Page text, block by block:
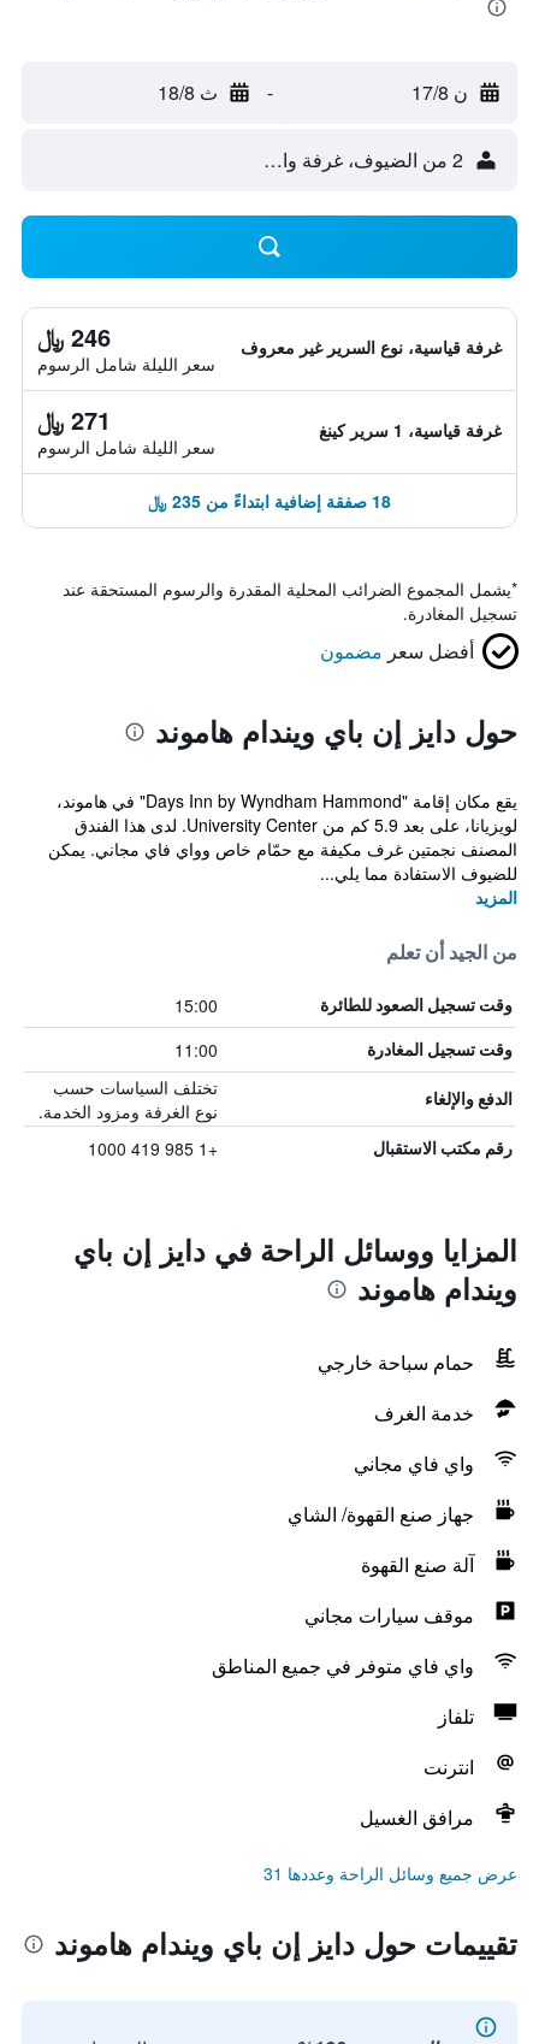
ن 17/8 - ث 18/8
2 من الضيوف، غرفة واحدة
غرفة قياسية، نوع السرير غير معروف 246 ﷼
سعر الليلة شامل الرسوم
غرفة قياسية، 1 سرير كينغ 271 ﷼
سعر الليلة شامل الرسوم
18 صفقة إضافية ابتداءً من 235 ﷼
*يشمل المجموع الضرائب المحلية المقدرة والرسوم المستحقة عند
تسجيل المغادرة.
أفضل سعر مضمون
حول دايز إن باي ويندام هاموند
يقع مكان إقامة "Days Inn by Wyndham Hammond" في هاموند،
لويزيانا، على بعد 5.9 كم من University Center. لدى هذا الفندق
المصنف نجمتين غرف مكيفة مع حمّام خاص وواي فاي مجاني. يمكن
للضيوف الاستفادة مما يلي...
المزيد
من الجيد أن تعلم
وقت تسجيل الصعود للطائرة 15:00
وقت تسجيل المغادرة 11:00
الدفع والإلغاء
تختلف السياسات حسب
نوع الغرفة ومزود الخدمة.
رقم مكتب الاستقبال +1 985 419 1000
المزايا ووسائل الراحة في دايز إن باي
ويندام هاموند
حمام سباحة خارجي
خدمة الغرف
واي فاي مجاني
جهاز صنع القهوة/ الشاي
آلة صنع القهوة
موقف سيارات مجاني
واي فاي متوفر في جميع المناطق
تلفاز
انترنت
مرافق الغسيل
عرض جميع وسائل الراحة وعددها 31
تقييمات حول دايز إن باي ويندام هاموند